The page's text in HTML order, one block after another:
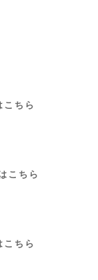
ちら
こちら
ちら